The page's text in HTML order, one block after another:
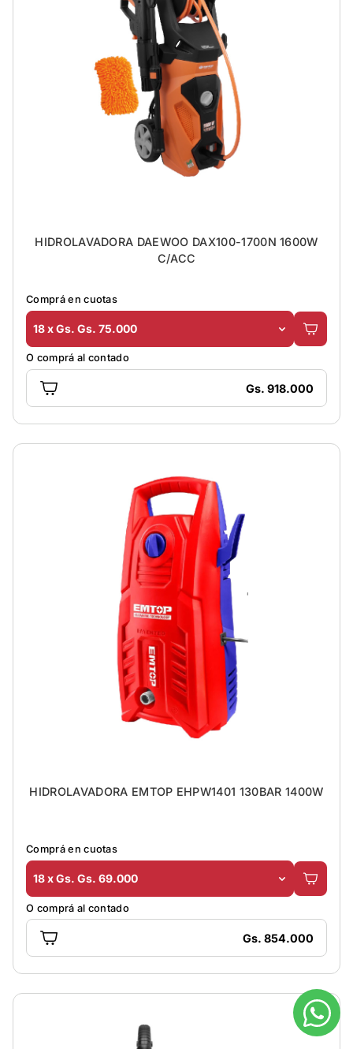
HIDROLAVADORA DAEWOO DAX100-1700N 1600W
C/ACC
Comprá en cuotas
18 x Gs. Gs. 75.000
O comprá al contado
Gs. 918.000
HIDROLAVADORA EMTOP EHPW1401 130BAR 1400W
Comprá en cuotas
18 x Gs. Gs. 69.000
O comprá al contado
Gs. 854.000